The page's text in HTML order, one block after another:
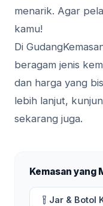
menarik. Agar
kamu!
Di
beragam jenis
dan harga yang
lebih lanjut,
sekarang juga.
Kemasan yang
Jar & Botol